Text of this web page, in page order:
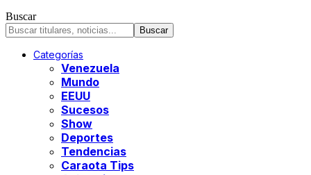
Buscar
Categorías
Venezuela
Mundo
EEUU
Sucesos
Show
Deportes
Tendencias
Caraota Tips